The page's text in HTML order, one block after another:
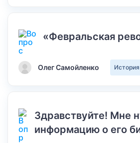
«Февральская
Олег Самойленко История
Здравствуйте! Мне
информацию о его